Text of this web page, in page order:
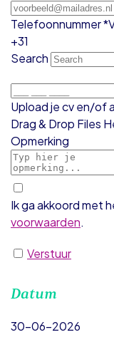
Telefoonnummer*
+31
Search
Upload je cv en/of
Drag & Drop Files
Opmerking
Ik ga akkoord met
voorwaarden.
Verstuur
Datum
30-06-2026